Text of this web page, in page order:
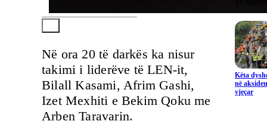
Në ora 20 të darkës ka nisur
takimi i liderëve të LEN-it,
Bilall Kasami, Afrim Gashi,
Izet Mexhiti e Bekim Qoku me
Arben Taravarin.
Këta
në
vjeçar